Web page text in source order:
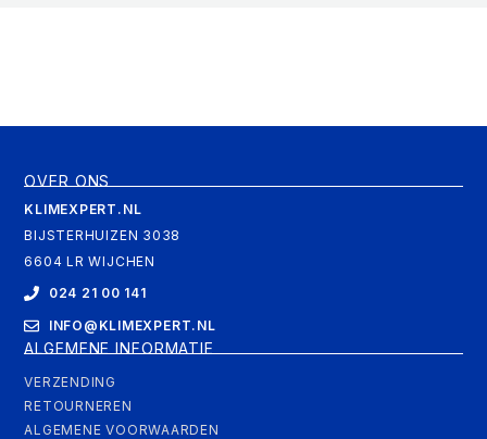
OVER ONS
KLIMEXPERT.NL
BIJSTERHUIZEN 3038
6604 LR WIJCHEN
024 21 00 141
INFO@KLIMEXPERT.NL
ALGEMENE INFORMATIE
VERZENDING
RETOURNEREN
ALGEMENE VOORWAARDEN